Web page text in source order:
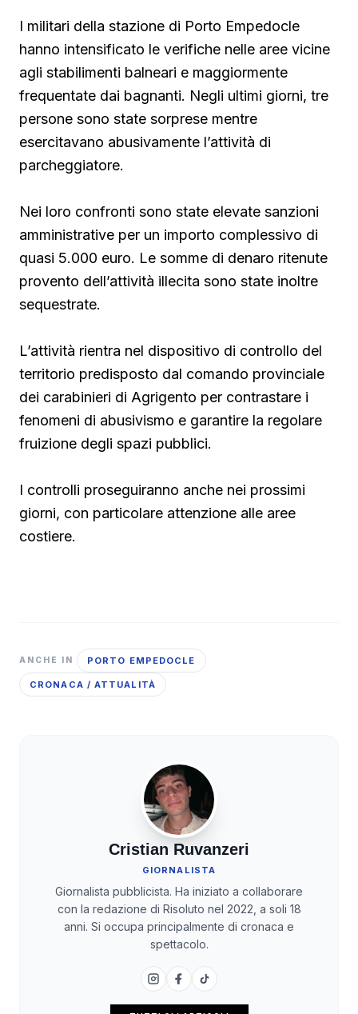
I militari della stazione di Porto Empedocle
hanno intensificato le verifiche nelle aree vicine
agli stabilimenti balneari e maggiormente
frequentate dai bagnanti. Negli ultimi giorni, tre
persone sono state sorprese mentre
esercitavano abusivamente l’attività di
parcheggiatore.
Nei loro confronti sono state elevate sanzioni
amministrative per un importo complessivo di
quasi 5.000 euro. Le somme di denaro ritenute
provento dell’attività illecita sono state inoltre
sequestrate.
L’attività rientra nel dispositivo di controllo del
territorio predisposto dal comando provinciale
dei carabinieri di Agrigento per contrastare i
fenomeni di abusivismo e garantire la regolare
fruizione degli spazi pubblici.
I controlli proseguiranno anche nei prossimi
giorni, con particolare attenzione alle aree
costiere.
ANCHE IN PORTO EMPEDOCLE
CRONACA / ATTUALITÀ
Cristian Ruvanzeri
GIORNALISTA
Giornalista pubblicista. Ha iniziato a collaborare
con la redazione di Risoluto nel 2022, a soli 18
anni. Si occupa principalmente di cronaca e
spettacolo.